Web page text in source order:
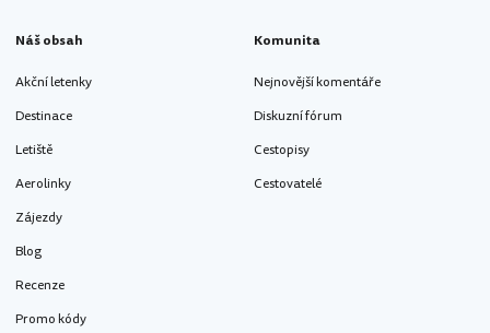
Náš obsah
Akční letenky
Destinace
Letiště
Aerolinky
Zájezdy
Blog
Recenze
Promo kódy
Komunita
Nejnovější komentáře
Diskuzní fórum
Cestopisy
Cestovatelé